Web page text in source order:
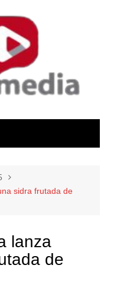
sidra frutada de
lanza
de